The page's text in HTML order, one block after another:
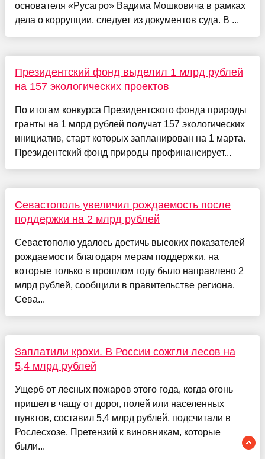
основателя «Русагро» Вадима Мошковича в рамках
дела о коррупции, следует из документов суда. В ...
Президентский фонд выделил 1 млрд рублей
на 157 экологических проектов
По итогам конкурса Президентского фонда природы
гранты на 1 млрд рублей получат 157 экологических
инициатив, старт которых запланирован на 1 марта.
Президентский фонд природы профинансирует...
Севастополь увеличил рождаемость после
поддержки на 2 млрд рублей
Севастополю удалось достичь высоких показателей
рождаемости благодаря мерам поддержки, на
которые только в прошлом году было направлено 2
млрд рублей, сообщили в правительстве региона.
Сева...
Заплатили крохи. В России сожгли лесов на
5,4 млрд рублей
Ущерб от лесных пожаров этого года, когда огонь
пришел в чащу от дорог, полей или населенных
пунктов, составил 5,4 млрд рублей, подсчитали в
Рослесхозе. Претензий к виновникам, которые
были...